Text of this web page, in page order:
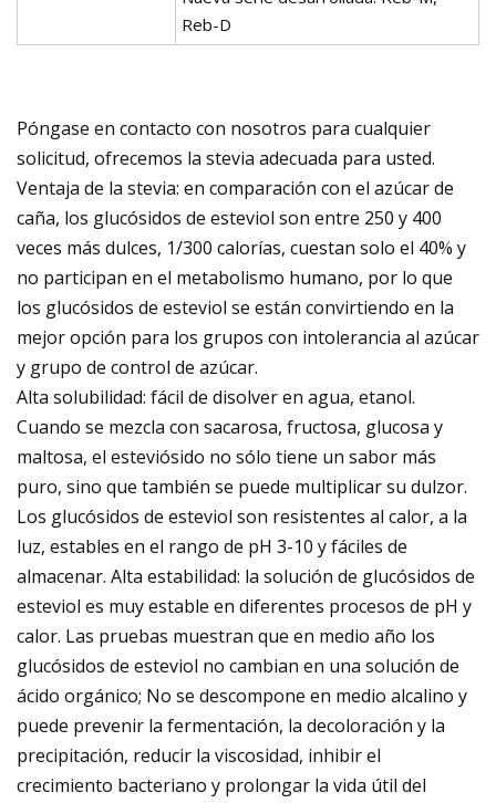
Reb-D
Póngase en contacto con nosotros para cualquier
solicitud, ofrecemos la stevia adecuada para usted.
Ventaja de la stevia: en comparación con el azúcar de
caña, los glucósidos de esteviol son entre 250 y 400
veces más dulces, 1/300 calorías, cuestan solo el 40% y
no participan en el metabolismo humano, por lo que
los glucósidos de esteviol se están convirtiendo en la
mejor opción para los grupos con intolerancia al azúcar
y grupo de control de azúcar.
Alta solubilidad: fácil de disolver en agua, etanol.
Cuando se mezcla con sacarosa, fructosa, glucosa y
maltosa, el esteviósido no sólo tiene un sabor más
puro, sino que también se puede multiplicar su dulzor.
Los glucósidos de esteviol son resistentes al calor, a la
luz, estables en el rango de pH 3-10 y fáciles de
almacenar. Alta estabilidad: la solución de glucósidos de
esteviol es muy estable en diferentes procesos de pH y
calor. Las pruebas muestran que en medio año los
glucósidos de esteviol no cambian en una solución de
ácido orgánico; No se descompone en medio alcalino y
puede prevenir la fermentación, la decoloración y la
precipitación, reducir la viscosidad, inhibir el
crecimiento bacteriano y prolongar la vida útil del